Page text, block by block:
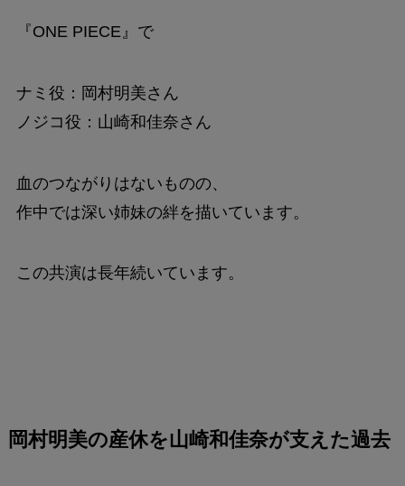
『ONE PIECE』で
ナミ役：岡村明美さん
ノジコ役：山崎和佳奈さん
血のつながりはないものの、
作中では深い姉妹の絆を描いています。
この共演は長年続いています。
岡村明美の産休を山崎和佳奈が支えた過去